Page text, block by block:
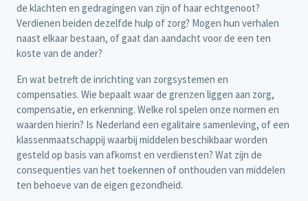
de klachten en gedragingen van zijn of haar echtgenoot?
Verdienen beiden dezelfde hulp of zorg? Mogen hun verhalen
naast elkaar bestaan, of gaat dan aandacht voor de een ten
koste van de ander?
En wat betreft de inrichting van zorgsystemen en
compensaties. Wie bepaalt waar de grenzen liggen aan zorg,
compensatie, en erkenning. Welke rol spelen onze normen en
waarden hierin? Is Nederland een egalitaire samenleving, of een
klassenmaatschappij waarbij middelen beschikbaar worden
gesteld op basis van afkomst en verdiensten? Wat zijn de
consequenties van het toekennen of onthouden van middelen
ten behoeve van de eigen gezondheid.